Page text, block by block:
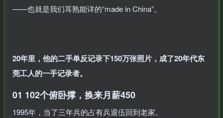
——也就是我们耳熟能详的“made in China”。
20年里，他的二手单反记录下150万张照片，成了20年代东
莞工人的一手记录者。
01 102个俯卧撑，换来月薪450
1995年，当了三年兵的占有兵退伍回到老家。